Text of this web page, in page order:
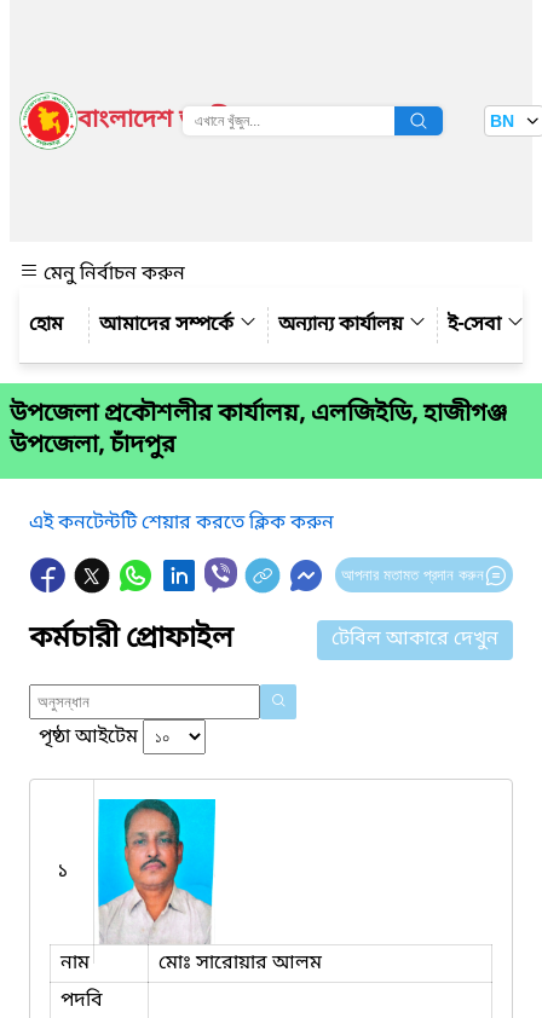
বাংলাদেশ জাতীয় তথ্য বাতায়ন BN
মেনু নির্বাচন করুন
আমাদের সম্পর্কে
অন্যান্য কার্যালয় ই-সেবা
উপজেলা প্রকৌশলীর কার্যালয়, এলজিইডি, হাজীগঞ্জ
উপজেলা, চাঁদপুর
এই কনটেন্টটি শেয়ার করতে ক্লিক করুন
আপনার মতামত প্রদান করুন
কর্মচারী প্রোফাইল টেবিল আকারে দেখুন
পৃষ্ঠা আইটেম
১
নাম
মোঃ সারোয়ার আলম
পদবি